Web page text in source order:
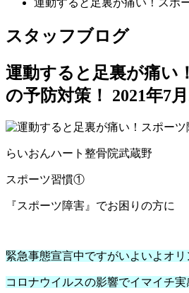
スタッフブログ
運動すると足裏が痛い
の予防対策！
2021年7
らいおんハート整骨院武蔵野
スポーツ習慣①
『スポーツ障害』でお困りの方に
緊急事態宣言中ですがいよいよオリ
コロナウイルスの影響でイマイチ